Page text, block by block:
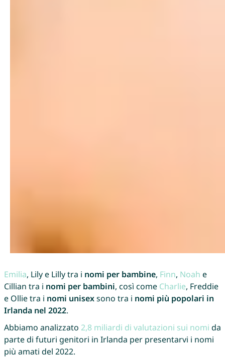
Emilia, Lily e Lilly tra i nomi per bambine, Finn, Noah e
Cillian tra i nomi per bambini, così come Charlie, Freddie
e Ollie tra i nomi unisexsono tra i nomi più popolari in
Irlanda nel 2022.
Abbiamo analizzato 2,8 miliardi di valutazioni sui nomi da
parte di futuri genitori in Irlanda per presentarvi i nomi
più amati del 2022.